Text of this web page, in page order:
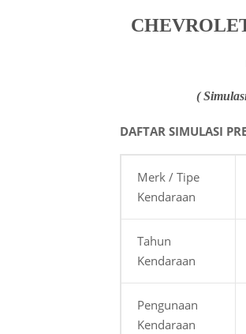
(
DAFTAR SIMULASI
Merk / Tipe
Kendaraan
Tahun
Kendaraan
Pengunaan
Kendaraan